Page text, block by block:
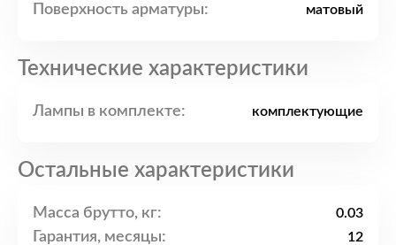
Поверхность арматуры: матовый
Технические характеристики
Лампы в комплекте: комплектующие
Остальные характеристики
Масса брутто, кг: 0.03
Гарантия, месяцы: 12